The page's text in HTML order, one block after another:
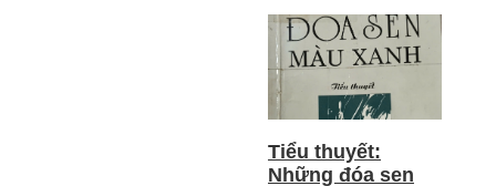
Tiểu thuyết:
Những đóa sen